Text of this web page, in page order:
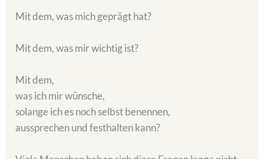
Mit dem, was mich geprägt hat?
Mit dem, was mir wichtig ist?
Mit dem,
was ich mir wünsche,
solange ich es noch selbst benennen,
aussprechen und festhalten kann?